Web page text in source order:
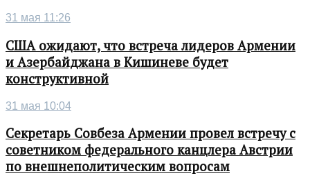
31 мая 11:26
США ожидают, что встреча лидеров Армении
и Азербайджана в Кишиневе будет
конструктивной
31 мая 10:04
Секретарь Совбеза Армении провел встречу с
советником федерального канцлера Австрии
по внешнеполитическим вопросам